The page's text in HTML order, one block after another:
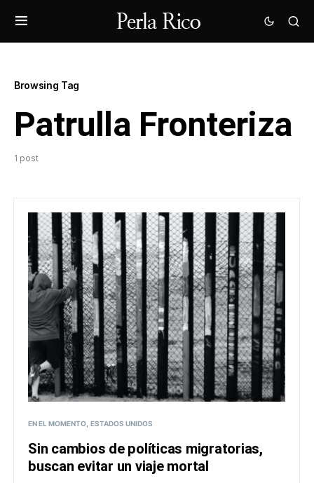
Browsing Tag
Patrulla Fronteriza
1 post
EN EL MOMENTO ESTADOS UNIDOS
Sin cambios de políticas migratorias,
buscan evitar un viaje mortal